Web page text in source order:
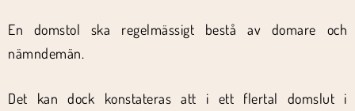
En domstol ska regelmässigt bestå av domare och
nämndemän.
Det kan dock konstateras att i ett flertal domslut i